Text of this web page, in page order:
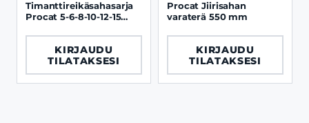
Timanttireikäsahasarja
Procat 5-6-8-10-12-15
KIRJAUDU
TILATAKSESI
Procat Jiirisahan
varaterä 550 mm
KIRJAUDU
TILATAKSESI